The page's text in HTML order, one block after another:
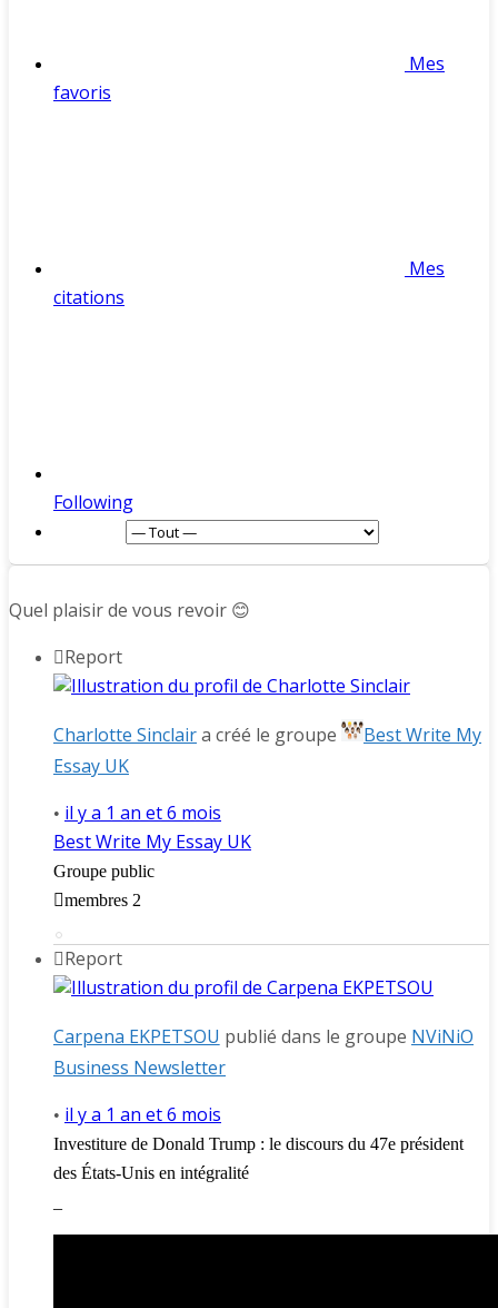
Mes
favoris
Mes
citations
Following
Quel plaisir de vous revoir 😊
Report
Charlotte Sinclaira créé le groupe
Best Write My
Essay UK
• il y a 1 an et 6 mois
Best Write My Essay UK
Groupe public
membres 2
Report
Carpena EKPETSOU publié dans le groupe NViNiO
Business Newsletter
• il y a 1 an et 6 mois
Investiture de Donald Trump : le discours du 47e président
des États-Unis en intégralité